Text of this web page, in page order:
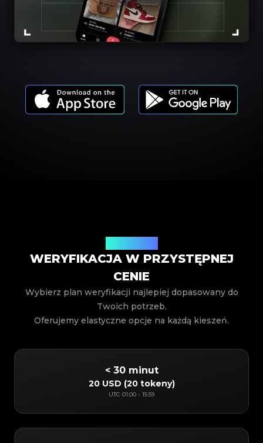
WERYFIKACJA W PRZYSTĘPNEJ
CENIE
Wybierz plan weryfikacji najlepiej dopasowany do
Twoich potrzeb.
Oferujemy elastyczne opcje na każdą kieszeń.
< 30 minut
20 USD (20 tokeny)
UTC 01:00 - 15:59